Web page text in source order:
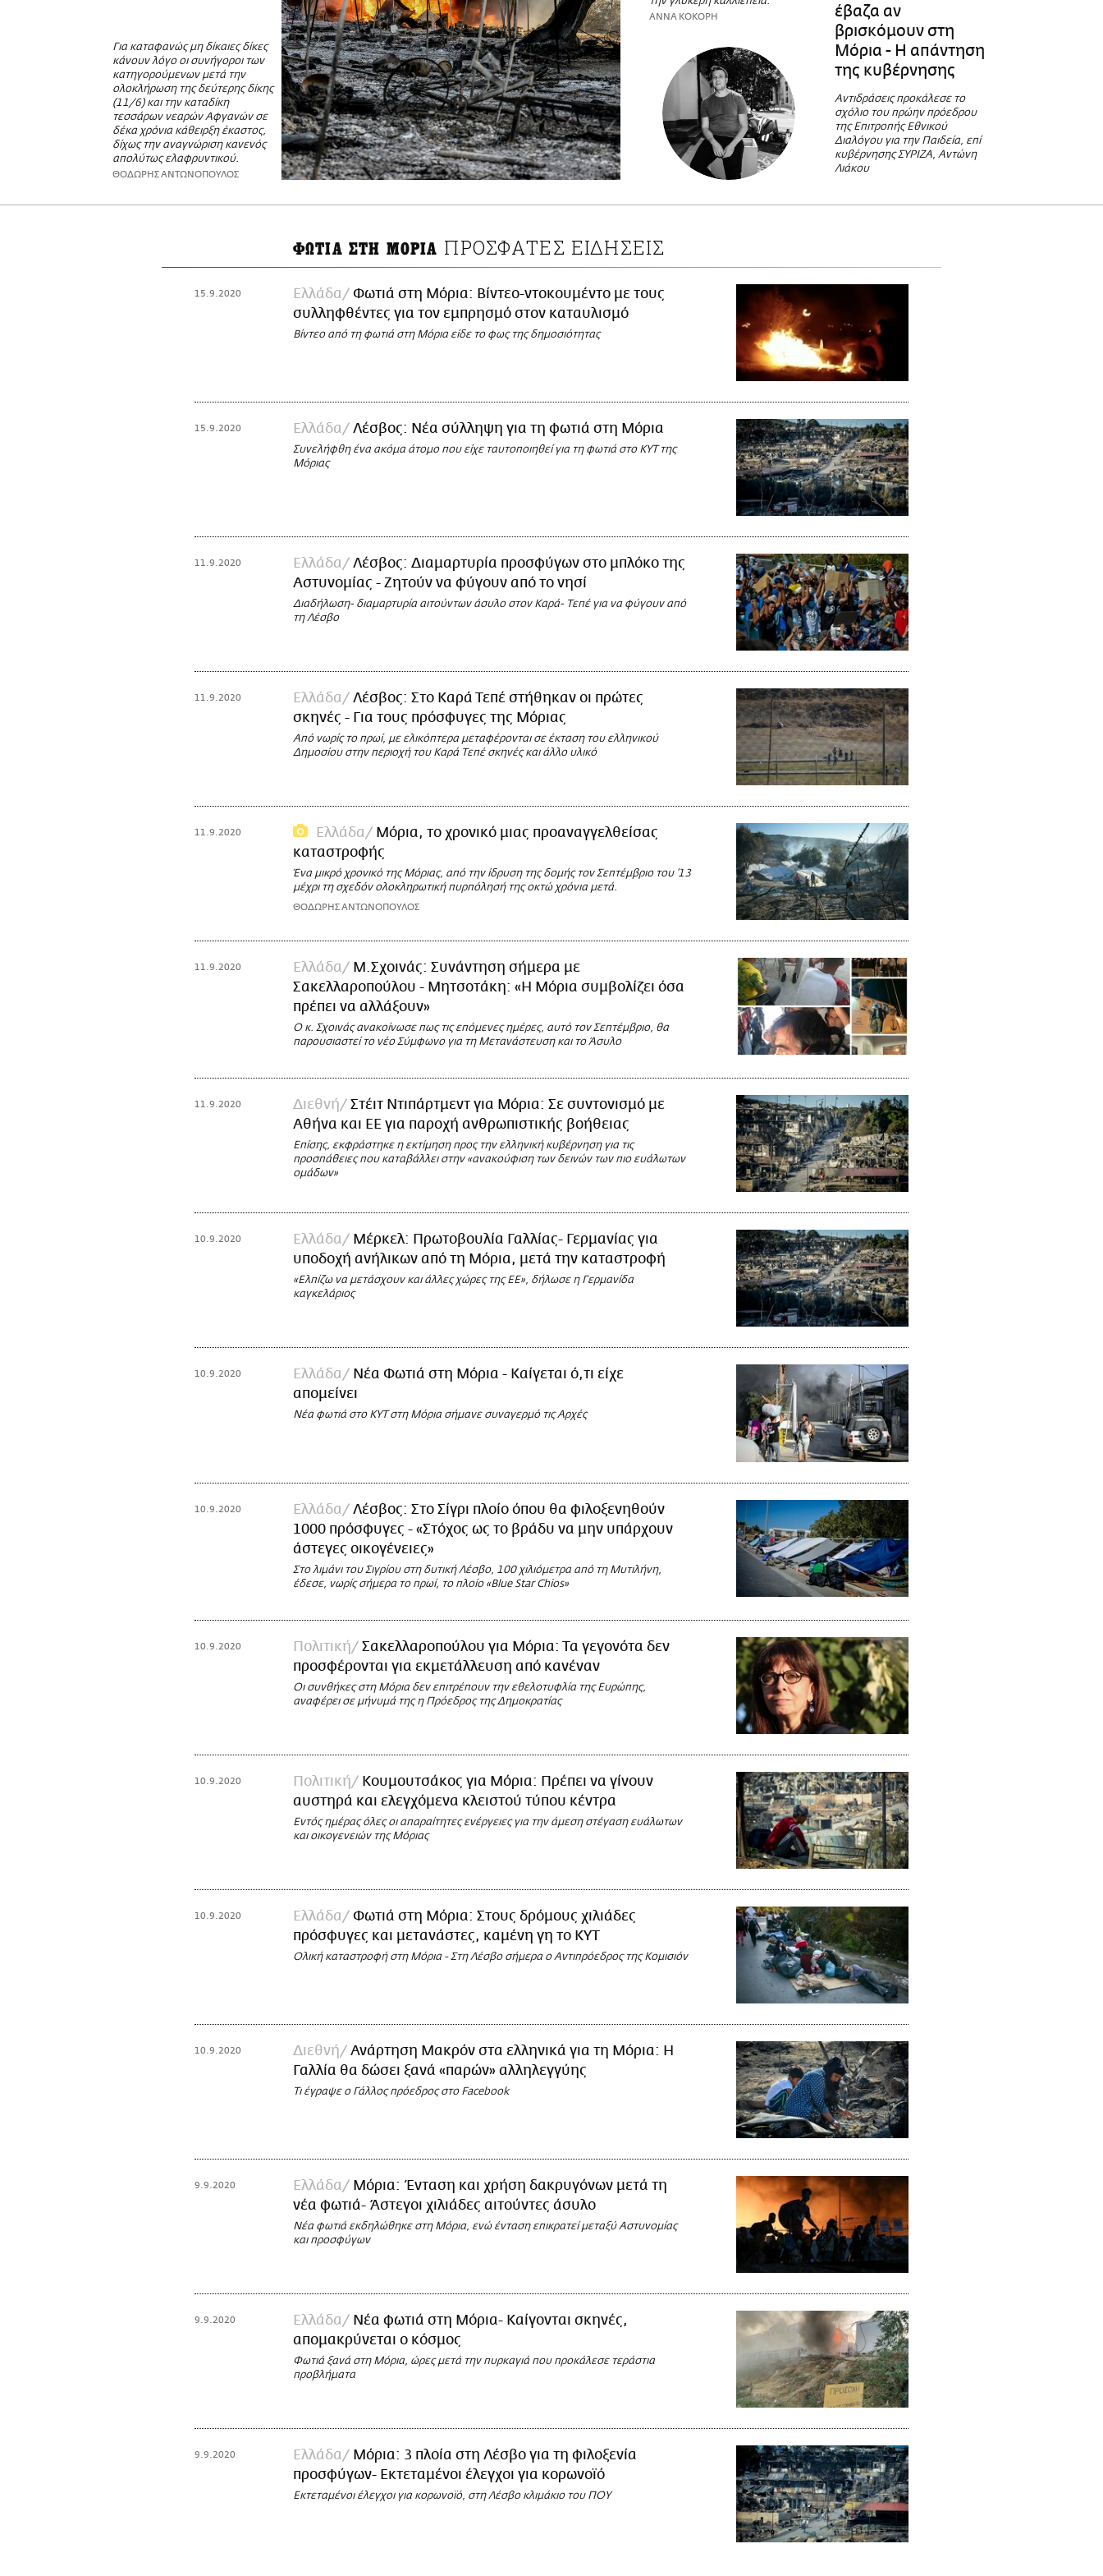
Για καταφανώς μη δίκαιες δίκες
κάνουν λόγο οι συνήγοροι των
κατηγορούμενων μετά την
ολοκλήρωση της δεύτερης δίκης
(11/6) και την καταδίκη
τεσσάρων νεαρών Αφγανών σε
δέκα χρόνια κάθειρξη έκαστος,
δίχως την αναγνώριση κανενός
απολύτως ελαφρυντικού.
ΘΟΔΩΡΗΣ ΑΝΤΩΝΟΠΟΥΛΟΣ
ΑΝΝΑ ΚΟΚΟΡΗ
έβαζα αν
βρισκόμουν στη
Μόρια - Η απάντηση
της κυβέρνησης
Αντιδράσεις προκάλεσε το
σχόλιο του πρώην πρόεδρου
της Επιτροπής Εθνικού
Διαλόγου για την Παιδεία, επί
κυβέρνησης ΣΥΡΙΖΑ, Αντώνη
Λιάκου
ΦΩΤΙΑ ΣΤΗ ΜΟΡΙΑ ΠΡΟΣΦΑΤΕΣ ΕΙΔΗΣΕΙΣ
15.9.2020 Ελλάδα
Φωτιά στη Μόρια: Βίντεο-ντοκουμέντο με τους
συλληφθέντες για τον εμπρησμό στον καταυλισμό
Βίντεο από τη φωτιά στη Μόρια είδε το φως της δημοσιότητας
15.9.2020 Ελλάδα Λέσβος: Νέα σύλληψη για τη φωτιά στη Μόρια
Συνελήφθη ένα ακόμα άτομο που είχε ταυτοποιηθεί για τη φωτιά στο ΚΥΤ της
Μόριας
11.9.2020 Ελλάδα
Λέσβος: Διαμαρτυρία προσφύγων στο μπλόκο της
Αστυνομίας - Ζητούν να φύγουν από το νησί
Διαδήλωση- διαμαρτυρία αιτούντων άσυλο στον Καρά- Τεπέ για να φύγουν από
τη Λέσβο
11.9.2020 Ελλάδα
Λέσβος: Στο Καρά Τεπέ στήθηκαν οι πρώτες
σκηνές - Για τους πρόσφυγες της Μόριας
Από νωρίς το πρωί, με ελικόπτερα μεταφέρονται σε έκταση του ελληνικού
Δημοσίου στην περιοχή του Καρά Τεπέ σκηνές και άλλο υλικό
11.9.2020 Ελλάδα
Μόρια, το χρονικό μιας προαναγγελθείσας
καταστροφής
Ένα μικρό χρονικό της Μόριας, από την ίδρυση της δομής τον Σεπτέμβριο του ’13
μέχρι τη σχεδόν ολοκληρωτική πυρπόλησή της οκτώ χρόνια μετά.
ΘΟΔΩΡΗΣ ΑΝΤΩΝΟΠΟΥΛΟΣ
11.9.2020 Ελλάδα
Μ.Σχοινάς: Συνάντηση σήμερα με
Σακελλαροπούλου - Μητσοτάκη: «Η Μόρια συμβολίζει όσα
πρέπει να αλλάξουν»
Ο κ. Σχοινάς ανακοίνωσε πως τις επόμενες ημέρες, αυτό τον Σεπτέμβριο, θα
παρουσιαστεί το νέο Σύμφωνο για τη Μετανάστευση και το Άσυλο
11.9.2020 Διεθνή
Στέιτ Ντιπάρτμεντ για Μόρια: Σε συντονισμό με
Αθήνα και ΕΕ για παροχή ανθρωπιστικής βοήθειας
Επίσης, εκφράστηκε η εκτίμηση προς την ελληνική κυβέρνηση για τις
προσπάθειες που καταβάλλει στην «ανακούφιση των δεινών των πιο ευάλωτων
ομάδων»
10.9.2020 Ελλάδα
Μέρκελ: Πρωτοβουλία Γαλλίας- Γερμανίας για
υποδοχή ανήλικων από τη Μόρια, μετά την καταστροφή
«Ελπίζω να μετάσχουν και άλλες χώρες της ΕΕ», δήλωσε η Γερμανίδα
καγκελάριος
10.9.2020 Ελλάδα
Νέα Φωτιά στη Μόρια - Καίγεται ό,τι είχε
απομείνει
Νέα φωτιά στο ΚΥΤ στη Μόρια σήμανε συναγερμό τις Αρχές
10.9.2020 Ελλάδα
Λέσβος: Στο Σίγρι πλοίο όπου θα φιλοξενηθούν
1000 πρόσφυγες - «Στόχος ως το βράδυ να μην υπάρχουν
άστεγες οικογένειες»
Στο λιμάνι του Σιγρίου στη δυτική Λέσβο, 100 χιλιόμετρα από τη Μυτιλήνη,
έδεσε, νωρίς σήμερα το πρωί, το πλοίο «Blue Star Chios»
10.9.2020 Πολιτική
Σακελλαροπούλου για Μόρια: Τα γεγονότα δεν
προσφέρονται για εκμετάλλευση από κανέναν
Οι συνθήκες στη Μόρια δεν επιτρέπουν την εθελοτυφλία της Ευρώπης,
αναφέρει σε μήνυμά της η Πρόεδρος της Δημοκρατίας
10.9.2020 Πολιτική
Κουμουτσάκος για Μόρια: Πρέπει να γίνουν
αυστηρά και ελεγχόμενα κλειστού τύπου κέντρα
Εντός ημέρας όλες οι απαραίτητες ενέργειες για την άμεση στέγαση ευάλωτων
και οικογενειών της Μόριας
10.9.2020 Ελλάδα
Φωτιά στη Μόρια: Στους δρόμους χιλιάδες
πρόσφυγες και μετανάστες, καμένη γη το ΚΥΤ
Ολική καταστροφή στη Μόρια - Στη Λέσβο σήμερα ο Αντιπρόεδρος της Κομισιόν
10.9.2020 Διεθνή
Ανάρτηση Μακρόν στα ελληνικά για τη Μόρια: Η
Γαλλία θα δώσει ξανά «παρών» αλληλεγγύης
Τι έγραψε ο Γάλλος πρόεδρος στο Facebook
9.9.2020 Ελλάδα
Μόρια: Ένταση και χρήση δακρυγόνων μετά τη
νέα φωτιά- Άστεγοι χιλιάδες αιτούντες άσυλο
Νέα φωτιά εκδηλώθηκε στη Μόρια, ενώ ένταση επικρατεί μεταξύ Αστυνομίας
και προσφύγων
9.9.2020 Ελλάδα
Νέα φωτιά στη Μόρια- Καίγονται σκηνές,
απομακρύνεται ο κόσμος
Φωτιά ξανά στη Μόρια, ώρες μετά την πυρκαγιά που προκάλεσε τεράστια
προβλήματα
9.9.2020 Ελλάδα
Μόρια: 3 πλοία στη Λέσβο για τη φιλοξενία
προσφύγων- Εκτεταμένοι έλεγχοι για κορωνοϊό
Εκτεταμένοι έλεγχοι για κορωνοϊό, στη Λέσβο κλιμάκιο του ΠΟΥ